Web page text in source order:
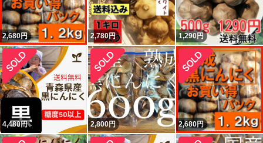
2,680円 2,780円 1,290円
4,480円 2,800円 2,680円